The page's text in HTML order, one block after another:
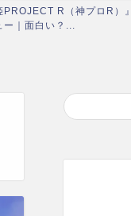
PROJECT R（神プロR）』
ー｜面白い？...